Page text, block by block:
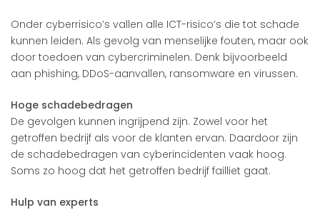
Onder cyberrisico’s vallen alle ICT-risico’s die tot schade
kunnen leiden. Als gevolg van menselijke fouten, maar ook
door toedoen van cybercriminelen. Denk bijvoorbeeld
aan phishing, DDoS-aanvallen, ransomware en virussen.
Hoge schadebedragen
De gevolgen kunnen ingrijpend zijn. Zowel voor het
getroffen bedrijf als voor de klanten ervan. Daardoor zijn
de schadebedragen van cyberincidenten vaak hoog.
Soms zo hoog dat het getroffen bedrijf failliet gaat.
Hulp van experts